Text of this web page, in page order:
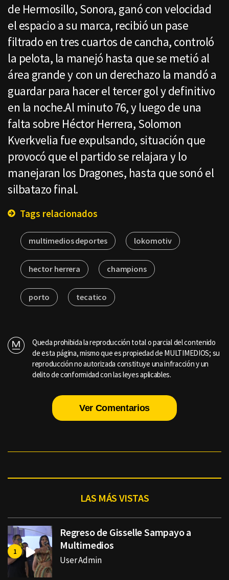
de Hermosillo, Sonora, ganó con velocidad
el espacio a su marca, recibió un pase
filtrado en tres cuartos de cancha, controló
la pelota, la manejó hasta que se metió al
área grande y con un derechazo la mandó a
guardar para hacer el tercer gol y definitivo
en la noche.Al minuto 76, y luego de una
falta sobre Héctor Herrera, Solomon
Kverkvelia fue expulsando, situación que
provocó que el partido se relajara y lo
manejaran los Dragones, hasta que sonó el
silbatazo final.
Tags relacionados
multimedios deportes lokomotiv
hector herrera champions
porto tecatico
Queda prohibida la reproducción total o parcial del contenido
de esta página, mismo que es propiedad de MULTIMEDIOS; su
reproducción no autorizada constituye una infracción y un
delito de conformidad con las leyes aplicables.
Ver Comentarios
LAS MÁS VISTAS
Regreso de Gisselle Sampayo a
Multimedios
User Admin